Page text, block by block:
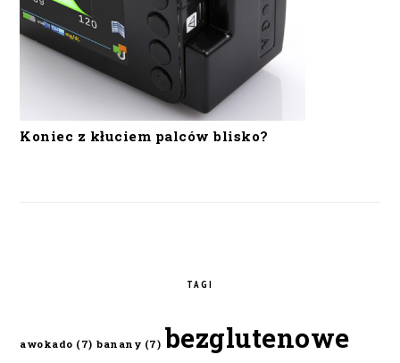
Koniec z kłuciem palców blisko?
TAGI
awokado (7) banany (7) bezglutenowe